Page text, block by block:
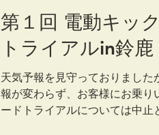
第１回 電動キッ
トライアルin鈴鹿
天気予報を見守っておりました
報が変わらず、お客様にお乗り
ードトライアルについては中止